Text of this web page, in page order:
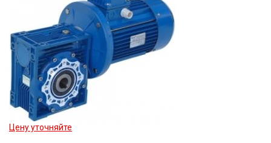
Цену уточняйте